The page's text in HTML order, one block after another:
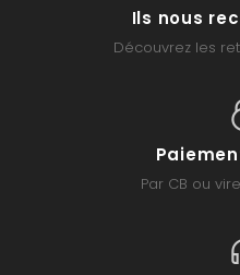
Ils nous
Découvrez les
Par CB ou